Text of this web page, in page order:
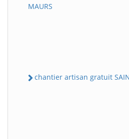
MAURS
chantier artisan gratuit